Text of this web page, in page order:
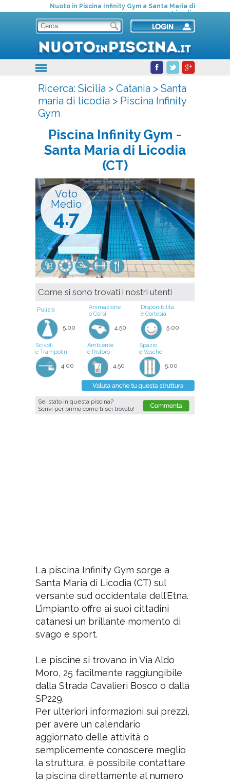
Nuoto in Piscina Infinity Gym a Santa Maria di
Licodia
Ricerca: Sicilia> Catania> Santa
maria di licodia > Piscina Infinity
Gym
Piscina Infinity Gym -
Santa Maria di Licodia
(CT)
Voto
Medio
4.7
Come si sono trovati i nostri utenti
Pulizia
5.00
Animazione
o Corsi
4.50
Disponibilità
e Cortesia
5.00
Scivoli
e Trampolini
4.00
Ambiente
e Ristoro
4.50
Spazio
e Vasche
5.00
Sei stato in questa piscina?
Scrivi per primo come ti sei trovato!
La piscina Infinity Gym sorge a
Santa Maria di Licodia (CT) sul
versante sud occidentale dell’Etna.
L’impianto offre ai suoi cittadini
catanesi un brillante momento di
svago e sport.
Le piscine si trovano in Via Aldo
Moro, 25 facilmente raggiungibile
dalla Strada Cavalieri Bosco o dalla
SP229.
Per ulteriori informazioni sui prezzi,
per avere un calendario
aggiornato delle attività o
semplicemente conoscere meglio
la struttura, è possibile contattare
la piscina direttamente al numero